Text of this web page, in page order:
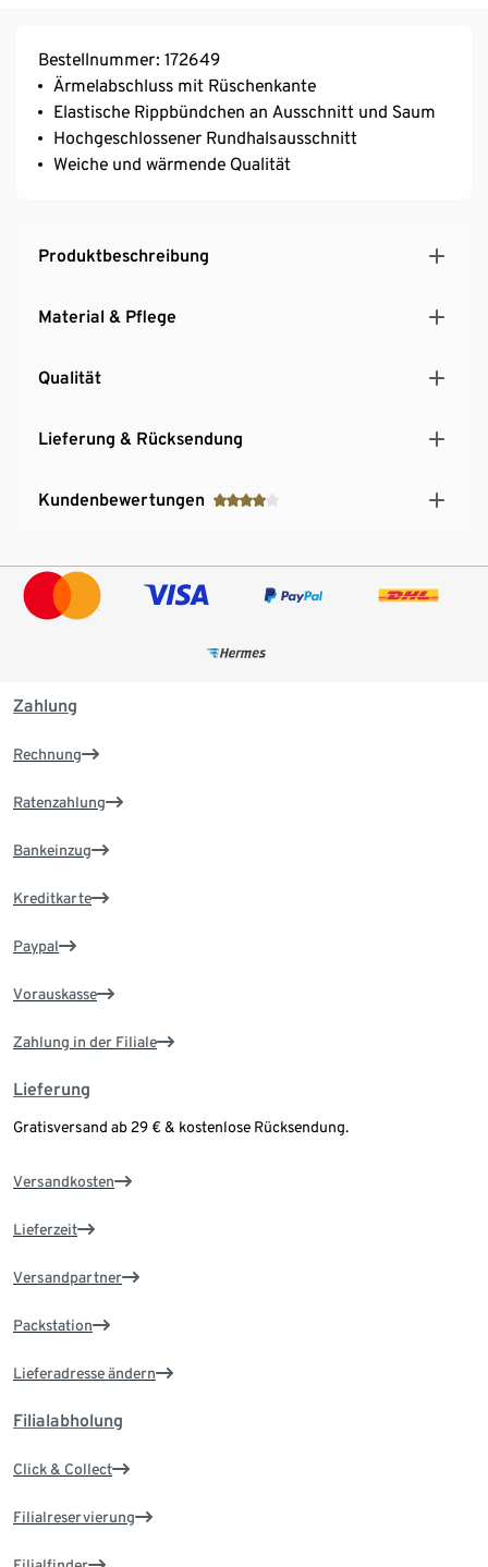
Bestellnummer: 172649
Ärmelabschluss mit Rüschenkante
Elastische Rippbündchen an Ausschnitt und Saum
Hochgeschlossener Rundhalsausschnitt
Weiche und wärmende Qualität
Produktbeschreibung
Material & Pflege
Qualität
Lieferung & Rücksendung
Kundenbewertungen
Zahlung
Rechnung
Ratenzahlung
Bankeinzug
Kreditkarte
Paypal
Vorauskasse
Zahlung in der Filiale
Lieferung
Gratisversand ab 29 € & kostenlose Rücksendung.
Versandkosten
Lieferzeit
Versandpartner
Packstation
Lieferadresse ändern
Filialabholung
Click & Collect
Filialreservierung